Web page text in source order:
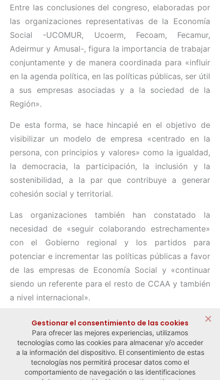
Entre las conclusiones del congreso, elaboradas por
las organizaciones representativas de la Economía
Social -UCOMUR, Ucoerm, Fecoam, Fecamur,
Adeirmur y Amusal-, figura la importancia de trabajar
conjuntamente y de manera coordinada para «influir
en la agenda política, en las políticas públicas, ser útil
a sus empresas asociadas y a la sociedad de la
Región».
De esta forma, se hace hincapié en el objetivo de
visibilizar un modelo de empresa «centrado en la
persona, con principios y valores» como la igualdad,
la democracia, la participación, la inclusión y la
sostenibilidad, a la par que contribuye a generar
cohesión social y territorial.
Las organizaciones también han constatado la
necesidad de «seguir colaborando estrechamente»
con el Gobierno regional y los partidos para
potenciar e incrementar las políticas públicas a favor
de las empresas de Economía Social y «continuar
siendo un referente para el resto de CCAA y también
a nivel internacional».
Gestionar el consentimiento de las cookies
Para ofrecer las mejores experiencias, utilizamos
tecnologías como las cookies para almacenar y/o acceder
a la información del dispositivo. El consentimiento de estas
tecnologías nos permitirá procesar datos como el
comportamiento de navegación o las identificaciones